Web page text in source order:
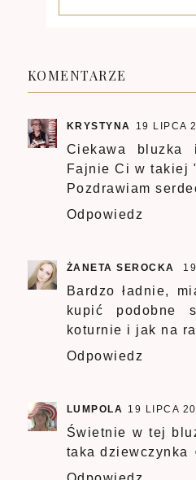
KOMENTARZE
KRYSTYNA 19 LIPCA
Ciekawa bluzka
Fajnie Ci w takiej
Pozdrawiam
Odpowiedz
ŻANETA SEROCKA
Bardzo ładnie,
kupić podobne
koturnie i jak na
Odpowiedz
LUMPOLA 19 LIPCA
Świetnie w tej
taka dziewczynka